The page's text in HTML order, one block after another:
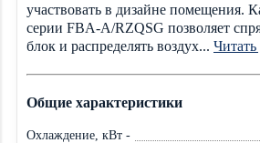
участвовать в дизайне помещения.
серии FBA-A/RZQSG позволяет
блок и распределять воздух... Читать
Общие характеристики
Охлаждение, кВт -